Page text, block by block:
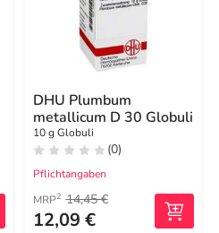
DHU Plumbum
metallicum D 30 Globuli
10 g Globuli
(0)
Pflichtangaben
MRP2 14,45 €
12,09 €